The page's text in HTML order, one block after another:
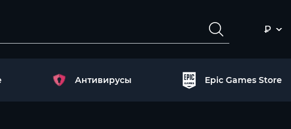
₽
Антивирусы Epic Games Store